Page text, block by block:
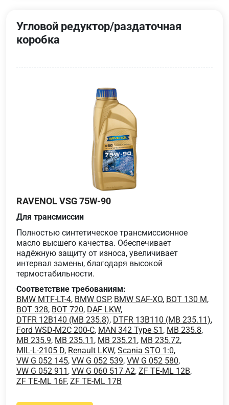
Угловой редуктор/раздаточная
коробка
RAVENOL VSG 75W-90
Для трансмиссии
Полностью синтетическое трансмиссионное
масло высшего качества. Обеспечивает
надёжную защиту от износа, увеличивает
интервал замены, благодаря высокой
термостабильности.
Соответствие требованиям:
BMW MTF-LT-4, BMW OSP, BMW SAF-XO, BOT 130 M,
BOT 328, BOT 720, DAF LKW,
DTFR 12B140 (MB 235.8), DTFR 13B110 (MB 235.11),
Ford WSD-M2C 200-C, MAN 342 Type S1 , MB 235.8,
MB 235.9, MB 235.11 , MB 235.21 , MB 235.72,
MIL-L-2105 D, Renault LKW, Scania STO 1:0,
VW G 052 145, VW G 052 539, VW G 052 580,
VW G 052 911 , VW G 060 517 A2, ZF TE-ML 12B,
ZF TE-ML 16F, ZF TE-ML 17B